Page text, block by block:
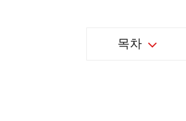
목차